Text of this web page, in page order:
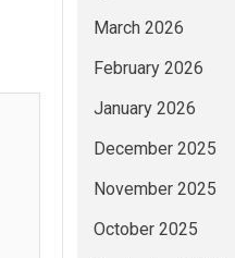
March 2026
February 2026
January 2026
December 2025
November 2025
October 2025